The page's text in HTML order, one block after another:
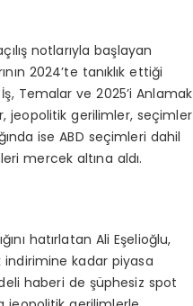
notlarıyla başlayan
2024’te tanıklık ettiği
Temalar ve 2025’i Anlamak
jeopolitik gerilimler, seçimler
ise ABD seçimleri dahil
mercek altına aldı.
hatırlatan Ali Eşelioğlu,
indirimine kadar piyasa
haberi de şüphesiz spot